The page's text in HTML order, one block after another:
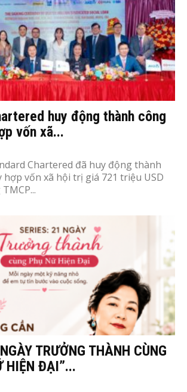
huy động thành công
vốn xã...
Chartered đã huy động thành
hợp vốn xã hội trị giá 721 triệu USD
TRƯỞNG THÀNH CÙNG
HIỆN ĐẠI”...